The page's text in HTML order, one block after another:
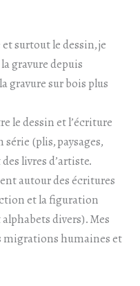
surtout le dessin, je
gravure depuis
gravure sur bois plus
le dessin et l’écriture
(plis, paysages,
livres d’artiste.
autour des écritures
et la figuration
divers). Mes
migrations humaines et